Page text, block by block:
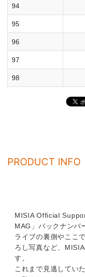
94
95
96
97
98
PRODUCT INFO
MISIA Official
MAG」バックナンバ
ライブの裏側やここ
ろし写真など、
す。
これまで見逃してい